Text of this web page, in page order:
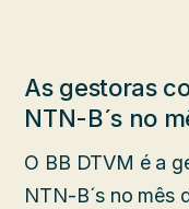
As gestoras
NTN-B´s no
O BB DTVM é a
NTN-B´s no mês